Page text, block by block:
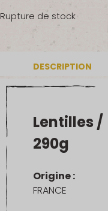
Rupture de stock
DESCRIPTION
Lentilles /
290g
Origine :
FRANCE